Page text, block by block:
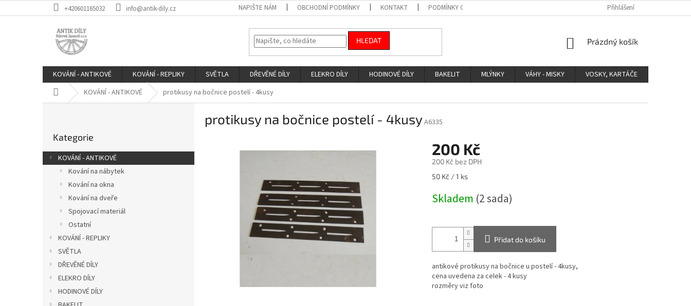
na
+420601165032 info@antik-dily.cz NAPIŠTE NÁM OBCHODNÍ PODMÍNKY KONTAKT PODMÍNKY OCHRANY OSOBNÍCH ÚDAJŮ Přihlášení
HLEDAT
NÁKUPNÍ
Prázdný košík
KOVÁNÍ - ANTIKOVÉ KOVÁNÍ - REPLIKY SVĚTLA DŘEVĚNÉ DÍLY ELEKRO DÍLY HODINOVÉ DÍLY BAKELIT MLÝNKY VÁHY - MISKY VOSKY, KARTÁČE
Domů KOVÁNÍ - ANTIKOVÉ protikusy na bočnice postelí - 4kusy
r
a
kategorie
Kategorie
KOVÁNÍ - ANTIKOVÉ
Kování na nábytek
Kování na okna
Kování na dveře
Spojovací materiál
Ostatní
KOVÁNÍ - REPLIKY
SVĚTLA
DŘEVĚNÉ DÍLY
ELEKRO DÍLY
HODINOVÉ DÍLY
protikusy na bočnice postelí - 4kusy A6335
200 Kč
200 Kč bez DPH
Měrná
50 Kč / 1 ks
Skladem (2 sada)
Přidat do košíku
antikové protikusy na bočnice u postelí - 4kusy,
cena uvedena za celek - 4 kusy
rozměry viz foto